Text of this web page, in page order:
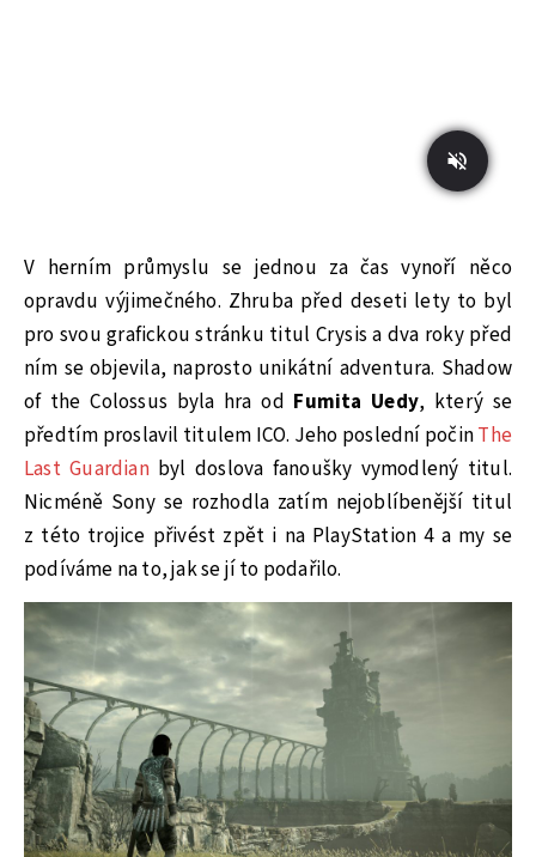
V herním průmyslu se jednou za čas vynoří něco
opravdu výjimečného. Zhruba před deseti lety to byl
pro svou grafickou stránku titul Crysis a dva roky před
ním se objevila, naprosto unikátní adventura. Shadow
of the Colossus byla hra od Fumita Uedy, který se
předtím proslavil titulem ICO. Jeho poslední počinThe
Last Guardianbyl doslova fanoušky vymodlený titul.
Nicméně Sony se rozhodla zatím nejoblíbenější titul
z této trojice přivést zpět i na PlayStation 4 a my se
podíváme na to, jak se jí to podařilo.